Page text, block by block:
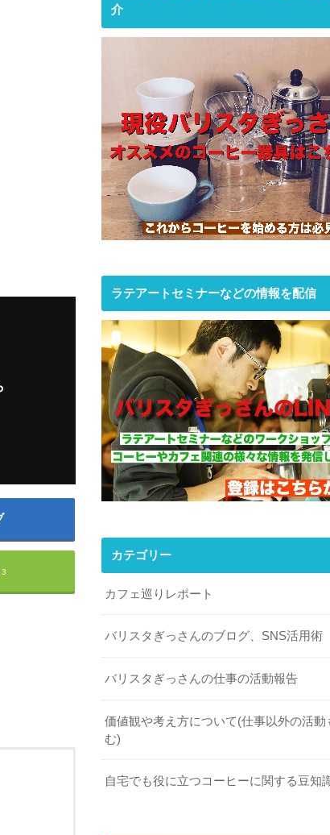
3
介
ラテアートセミナーなどの情報を配信
カテゴリー
カフェ巡りレポート
バリスタぎっさんのブログ、SNS活用術
バリスタぎっさんの仕事の活動報告
価値観や考え方について(仕事以外の活動
む)
自宅でも役に立つコーヒーに関する豆知